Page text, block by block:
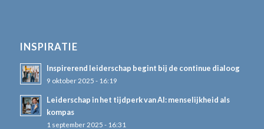
INSPIRATIE
Inspirerend leiderschap begint bij de continue dialoog
9 oktober 2025 - 16:19
Leiderschap in het tijdperk van AI: menselijkheid als
kompas
1 september 2025 - 16:31